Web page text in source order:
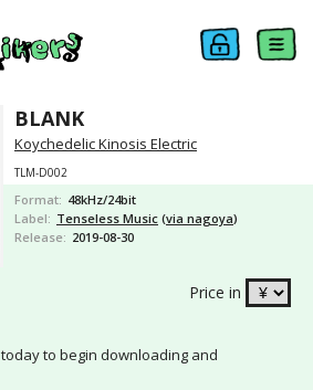
BLANK
Koychedelic Kinosis Electric
TLM-D002
Format 48kHz/24bit
Label
Tenseless Music (via nagoya)
Release 2019-08-30
Price in
today to begin downloading and